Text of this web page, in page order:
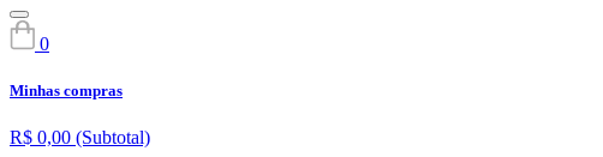
0
Minhas compras
R$ 0,00 (Subtotal)